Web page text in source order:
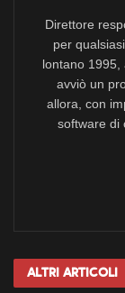
Direttore
per
lontano 1995,
avviò un
allora, con
software di
Altri Articoli